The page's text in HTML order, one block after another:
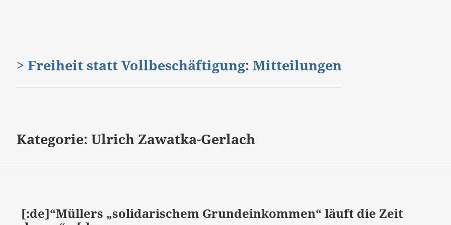
> Freiheit statt Vollbeschäftigung: Mitteilungen
Kategorie:Ulrich Zawatka-Gerlach
[:de]“Müllers „solidarischem Grundeinkommen“ läuft die Zeit